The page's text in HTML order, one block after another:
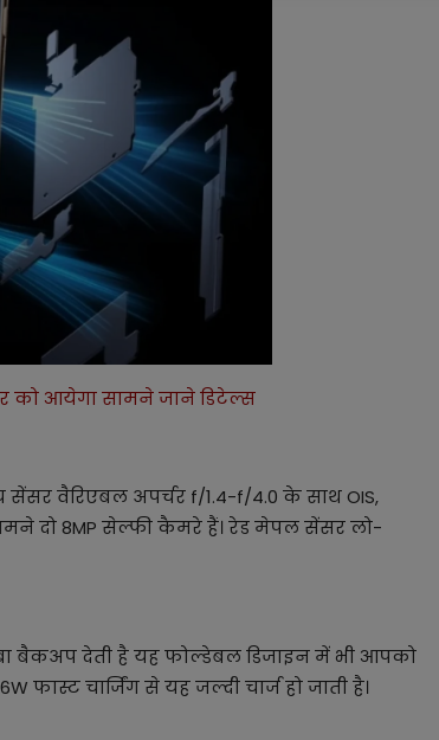
को आयेगा सामने जाने डिटेल्स
वैरिएबल अपर्चर f/1.4-f/4.0 के साथ OIS,
दो 8MP सेल्फी कैमरे हैं। रेड मेपल सेंसर लो-
बैकअप देती है यह फोल्डेबल डिजाइन में भी आपको
फास्ट चार्जिंग से यह जल्दी चार्ज हो जाती है।